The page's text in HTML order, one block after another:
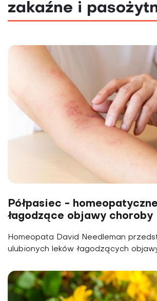
zakaźne i
Półpasiec -
łagodzące objawy choroby
Homeopata David Needleman
ulubionych leków łagodzących